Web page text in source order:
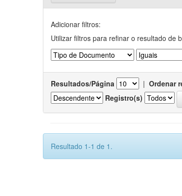
Adicionar filtros:
Utilizar filtros para refinar o resultado de
Resultados/Página | Ordenar
Registro(s)
Resultado 1-1 de 1.